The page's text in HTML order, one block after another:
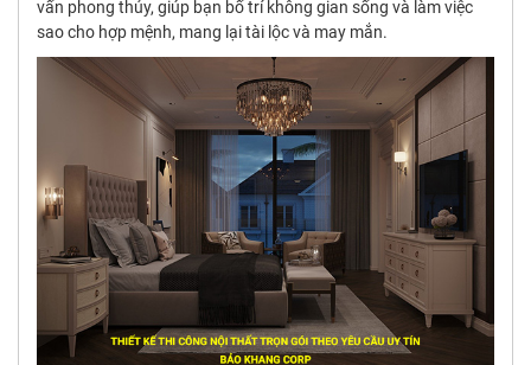
vấn phong thủy, giúp bạn bố trí không gian sống và làm việc
sao cho hợp mệnh, mang lại tài lộc và may mắn.